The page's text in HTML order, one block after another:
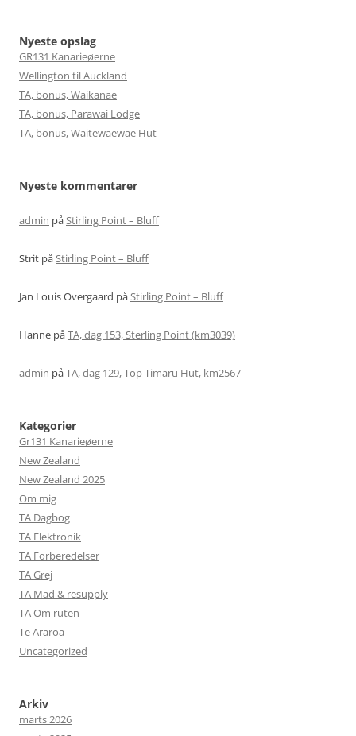
Nyeste opslag
GR131 Kanarieøerne
Wellington til Auckland
TA, bonus, Waikanae
TA, bonus, Parawai Lodge
TA, bonus, Waitewaewae Hut
Nyeste kommentarer
admin påStirling Point – Bluff
Strit påStirling Point – Bluff
Jan Louis Overgaard påStirling Point – Bluff
Hanne påTA, dag 153, Sterling Point (km3039)
admin påTA, dag 129, Top Timaru Hut, km2567
Kategorier
Gr131 Kanarieøerne
New Zealand
New Zealand 2025
Om mig
TA Dagbog
TA Elektronik
TA Forberedelser
TA Grej
TA Mad & resupply
TA Om ruten
Te Araroa
Uncategorized
Arkiv
marts 2026